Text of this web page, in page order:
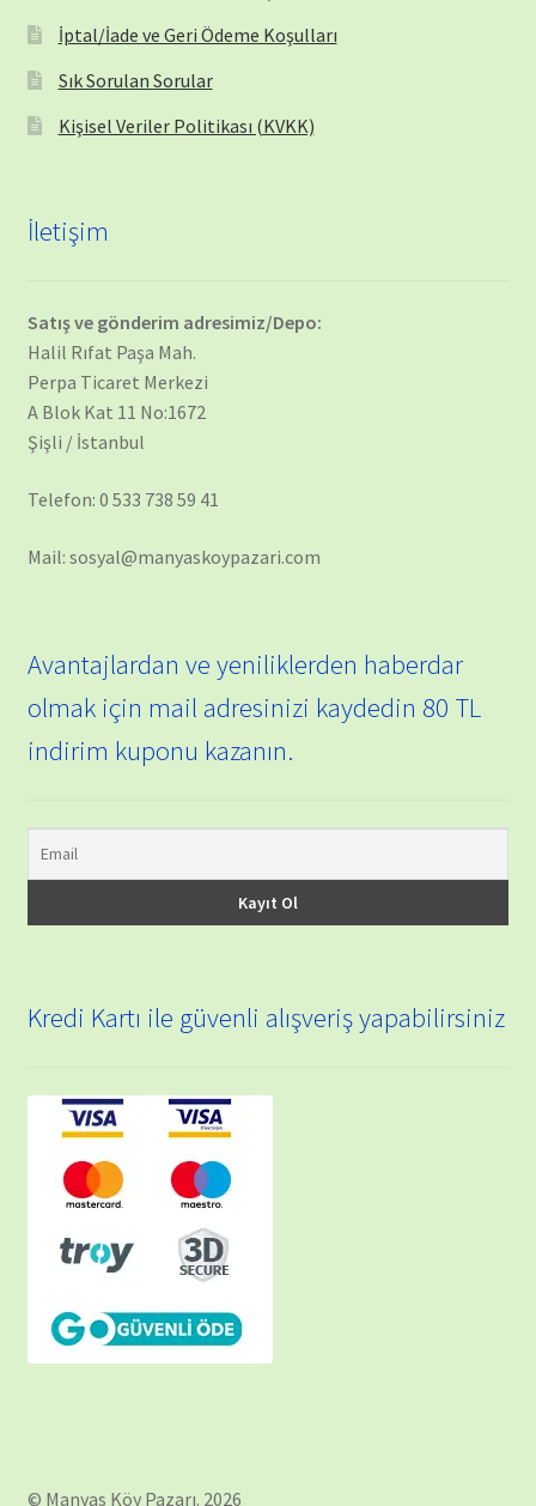
İptal/İade ve Geri Ödeme Koşulları
Sık Sorulan Sorular
Kişisel Veriler Politikası (KVKK)
İletişim
Satış ve gönderim adresimiz/Depo:
Halil Rıfat Paşa Mah.
Perpa Ticaret Merkezi
A Blok Kat 11 No:1672
Şişli / İstanbul
Telefon: 0 533 738 59 41
Mail: sosyal@manyaskoypazari.com
Avantajlardan ve yeniliklerden haberdar
olmak için mail adresinizi kaydedin 80 TL
indirim kuponu kazanın.
Kredi Kartı ile güvenli alışveriş yapabilirsiniz
© Manyas Köy Pazarı. 2026